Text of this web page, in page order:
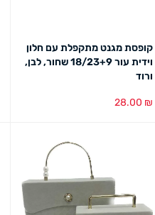
קופסת מגנט מתקפלת עם חלון
וידית עור 18/23+9 שחור, לבן,
ורוד
28.00 ₪